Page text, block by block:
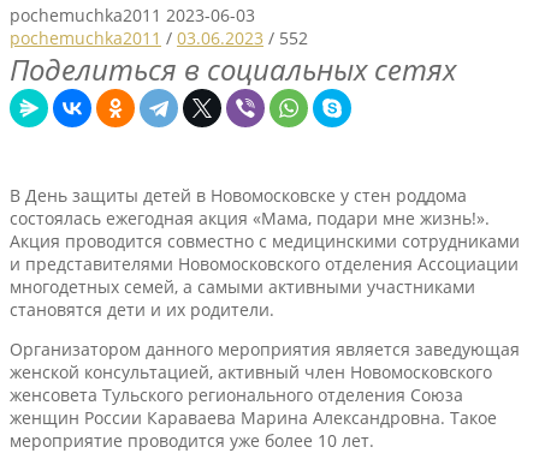
pochemuchka2011 2023-06-03
pochemuchka2011 / 03.06.2023 / 552
Поделиться в социальных сетях
В День защиты детей в Новомосковске у стен роддома
состоялась ежегодная акция «Мама, подари мне жизнь!».
Акция проводится совместно с медицинскими сотрудниками
и представителями Новомосковского отделения Ассоциации
многодетных семей, а самыми активными участниками
становятся дети и их родители.
Организатором данного мероприятия является заведующая
женской консультацией, активный член Новомосковского
женсовета Тульского регионального отделения Союза
женщин России Караваева Марина Александровна. Такое
мероприятие проводится уже более 10 лет.